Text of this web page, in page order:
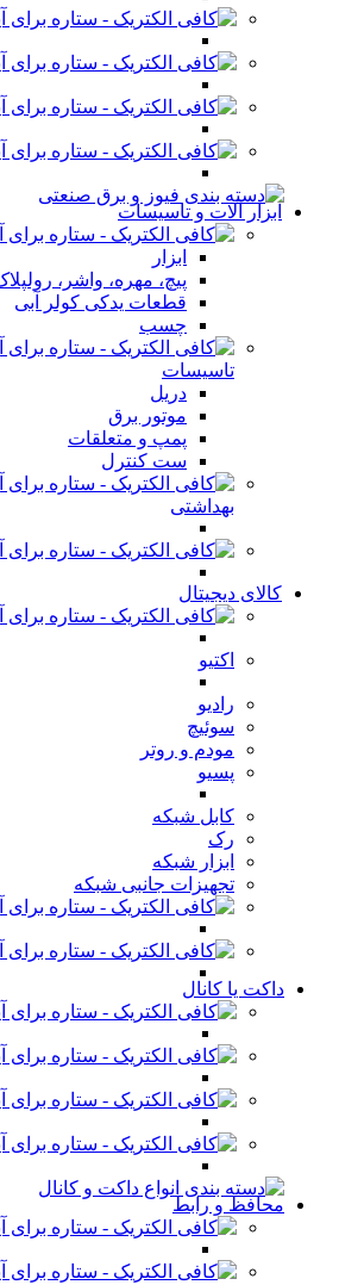
ابزار آلات و تاسیسات
ابزار
پیچ، مهره، واشر،
قطعات یدکی کولر آبی
چسب
تاسیسات
دریل
موتور برق
پمپ و متعلقات
ست کنترل
بهداشتی
کالای دیجیتال
اکتیو
رادیو
سوئیچ
مودم و روتر
پسیو
کابل شبکه
رک
ابزار شبکه
تجهیزات جانبی شبکه
داکت یا کانال
محافظ و رابط